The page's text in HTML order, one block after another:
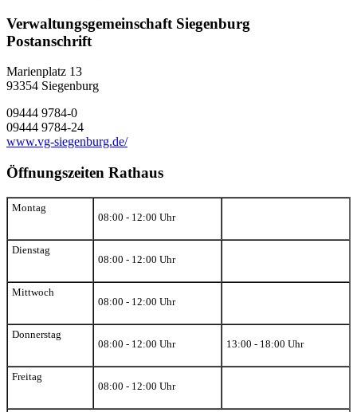
Verwaltungsgemeinschaft Siegenburg
Postanschrift
Marienplatz 13
93354 Siegenburg
09444 9784-0
09444 9784-24
www.vg-siegenburg.de/
Öffnungszeiten Rathaus
Montag
08:00 - 12:00 Uhr
Dienstag
08:00 - 12:00 Uhr
Mittwoch
08:00 - 12:00 Uhr
Donnerstag
08:00 - 12:00 Uhr
13:00 - 18:00 Uhr
Freitag
08:00 - 12:00 Uhr